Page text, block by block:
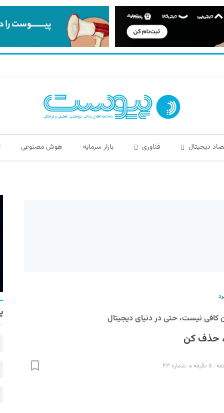
دیجیتال فناوری بازار سرمایه هوش مصنوعی
کافی نیست، حتی در دنیای دیجیتال
حذف کن
دقیقه شماره ۴۳